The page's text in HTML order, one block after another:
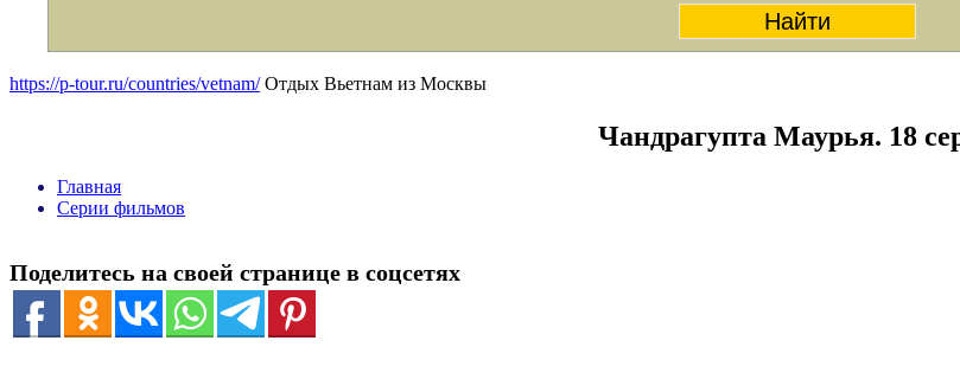
https://p-tour.ru/countries/vetnam/Отдых Вьетнам из Москвы
Чандрагупта Маурья. 18
Главная
Серии фильмов
Поделитесь на своей странице в соцсетях